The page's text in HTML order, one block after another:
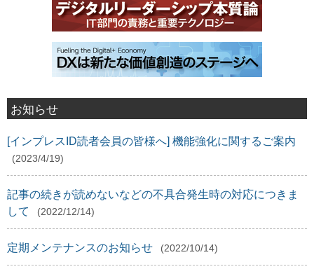
お知らせ
[インプレスID読者会員の皆様へ] 機能強化に関するご案内
(2023/4/19)
記事の続きが読めないなどの不具合発生時の対応につきま
して
(2022/12/14)
定期メンテナンスのお知らせ (2022/10/14)